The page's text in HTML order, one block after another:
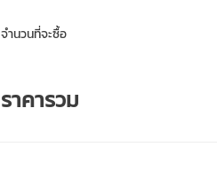
จำนวนที่จะซื้อ
ราคารวม